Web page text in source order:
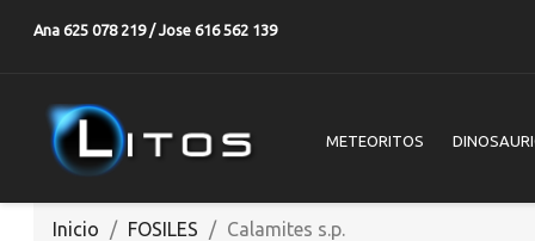
Ana 625 078 219 / Jose 616 562 139
METEORITOS
Inicio FOSILES Calamites s.p.